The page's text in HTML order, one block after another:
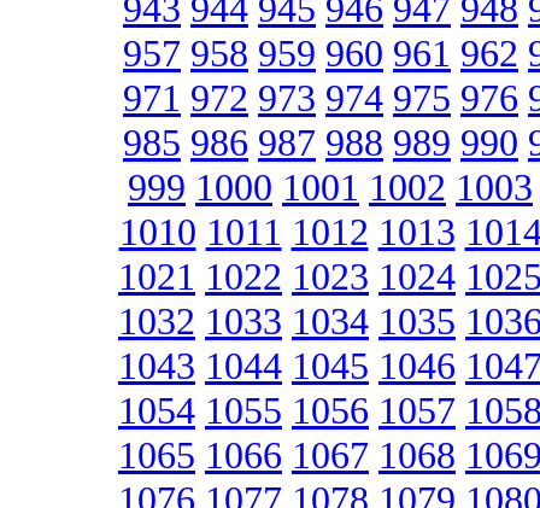
943 944 945 946 947 948
957 958 959 960 961 962
971 972 973 974 975 976
985 986 987 988 989 990
999 1000 1001 1002 1003
1010 1011 1012 1013
1021 1022 1023 1024
1032 1033 1034 1035
1043 1044 1045 1046
1054 1055 1056 1057
1065 1066 1067 1068